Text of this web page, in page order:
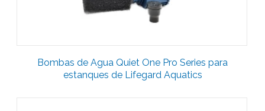
Bombas de Agua Quiet One Pro Series para
estanques de Lifegard Aquatics